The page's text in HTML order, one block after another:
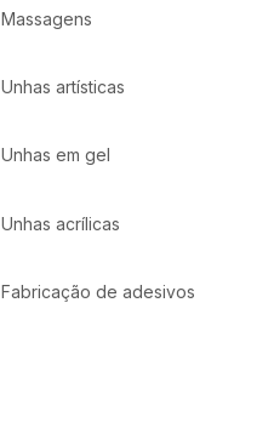
Massagens
Unhas artísticas
Unhas em gel
Unhas acrílicas
Fabricação de adesivos